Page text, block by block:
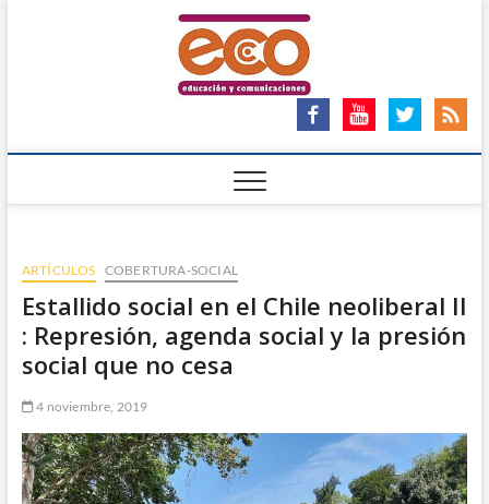
Ong
ARTÍCULOS COBERTURA-SOCIAL
Estallido social en el Chile neoliberal II
: Represión, agenda social y la presión
social que no cesa
4 noviembre, 2019